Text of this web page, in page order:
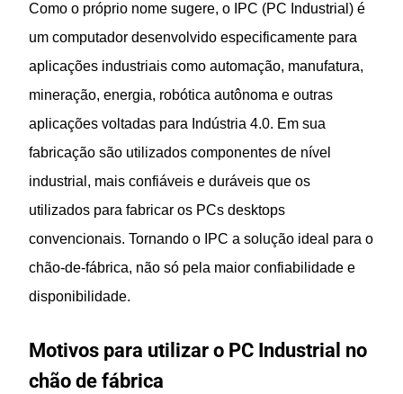
Como o próprio nome sugere, o IPC (PC Industrial) é
um computador desenvolvido especificamente para
aplicações industriais como automação, manufatura,
mineração, energia, robótica autônoma e outras
aplicações voltadas para Indústria 4.0. Em sua
fabricação são utilizados componentes de nível
industrial, mais confiáveis e duráveis que os
utilizados para fabricar os PCs desktops
convencionais.Tornandoo IPC a solução ideal para o
chão-de-fábrica, não só pela maior confiabilidade e
disponibilidade.
Motivos para utilizar o PC Industrial no
chão de fábrica